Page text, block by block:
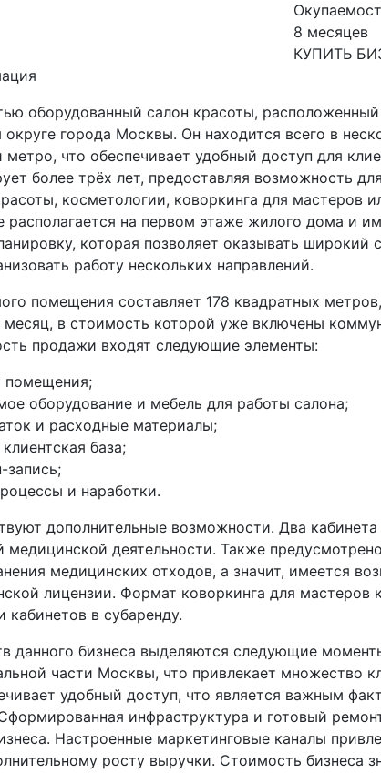
8 месяцев
КУПИТЬ
оборудованный салон красоты,
города Москвы. Он находится всего в
что обеспечивает удобный доступ для
более трёх лет, предоставляя возможность
косметологии, коворкинга для мастеров
на первом этаже жилого дома и
которая позволяет оказывать широкий
работу нескольких направлений.
помещения составляет 178 квадратных
месяц, в стоимость которой уже включены
продажи входят следующие элементы:
помещения;
оборудование и мебель для работы салона;
и расходные материалы;
база;
запись;
и наработки.
дополнительные возможности. Два
медицинской деятельности. Также
медицинских отходов, а значит, имеется
лицензии. Формат коворкинга для мастеров
кабинетов в субаренду.
данного бизнеса выделяются следующие
части Москвы, что привлекает множество
удобный доступ, что является важным
инфраструктура и готовый
Настроенные маркетинговые каналы
росту выручки. Стоимость бизнеса